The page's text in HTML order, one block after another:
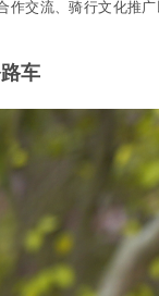
作交流、骑行文化推
车